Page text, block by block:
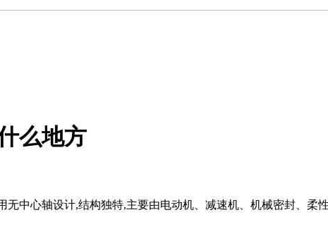
么地方
中心轴设计,结构独特,主要由电动机、减速机、机械密封、柔